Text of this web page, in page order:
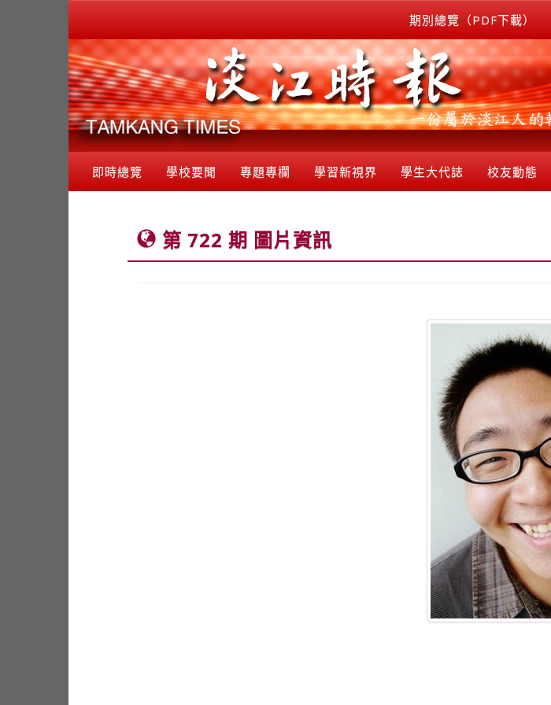
期別總覽（PDF下載）
即時總覽 學校要聞 專題專欄 學習新視界 學生大代誌 校友動態
第 722 期 圖片資訊